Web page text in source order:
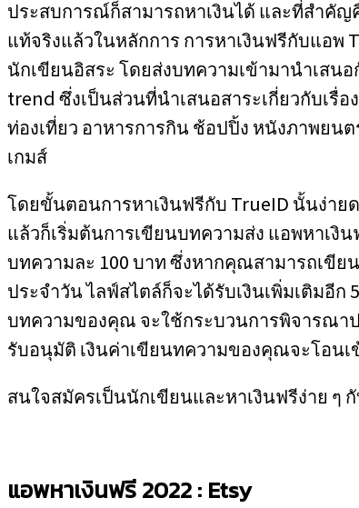
ประสบการณ์ก็สามารถหาเงินได้ และที่สำคัญ
แท้จริงแล้วในหลักการ การหาเงินฟรีกับแอพ
นักเขียนอิสระ โดยส่งบทความเข้ามานำเสน
trend ซึ่งเป็นส่วนที่นำเสนอสาระเกี่ยวกับเรื่
ท่องเที่ยว อาหารการกิน ช้อปปิ้ง หนังภาพยน
เกมส์
โดยขั้นตอนการหาเงินฟรีกับ TrueID นั้นง่าย
แล้วก็เริ่มต้นการเขียนบทความส่ง แอพหาเงิ
บทความละ 100 บาท ซึ่งหากคุณสามารถเขี
ประจำวัน ไลฟ์สไตล์ก็จะได้รับเงินเพิ่มเติมอี
บทความของคุณ จะใช้กระบวนการพิจารณา
รับอนุมัติ เงินค่าเขียนทความของคุณจะโอน
สนใจสมัครเป็นนักเขียนและหาเงินฟรีง่าย ๆ
แอพหาเงินฟรี 2022 : Etsy